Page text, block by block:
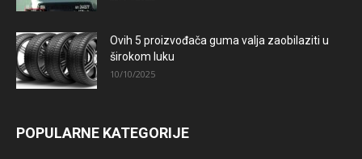
Ovih 5 proizvođača guma valja zaobilaziti u
širokom luku
10/10/2025
POPULARNE KATEGORIJE